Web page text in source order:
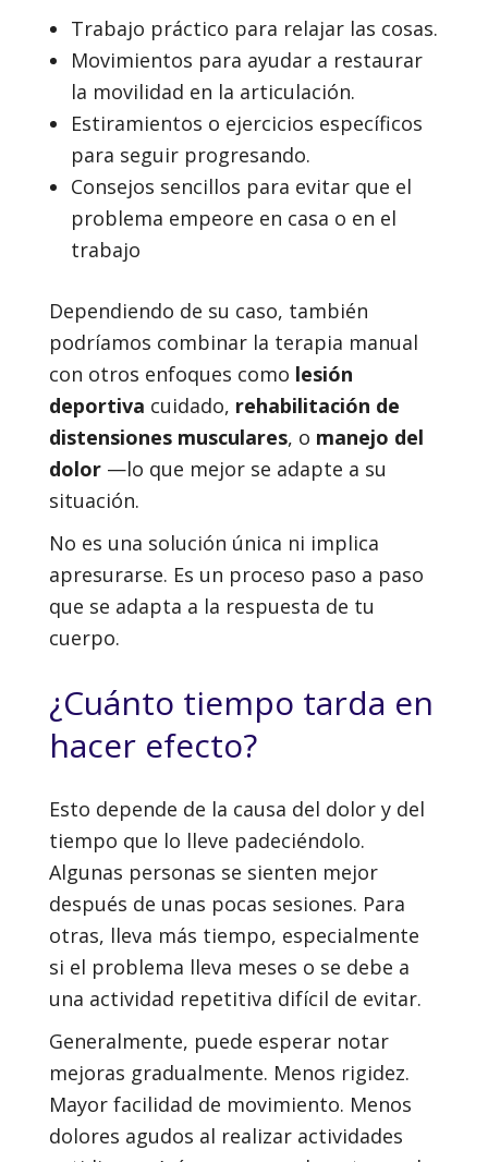
Trabajo práctico para relajar las cosas.
Movimientos para ayudar a restaurar
la movilidad en la articulación.
Estiramientos o ejercicios específicos
para seguir progresando.
Consejos sencillos para evitar que el
problema empeore en casa o en el
trabajo
Dependiendo de su caso, también
podríamos combinar la terapia manual
con otros enfoques como lesión
deportiva cuidado, rehabilitación de
distensiones musculares, o manejo del
dolor —lo que mejor se adapte a su
situación.
No es una solución única ni implica
apresurarse. Es un proceso paso a paso
que se adapta a la respuesta de tu
cuerpo.
¿Cuánto tiempo tarda en
hacer efecto?
Esto depende de la causa del dolor y del
tiempo que lo lleve padeciéndolo.
Algunas personas se sienten mejor
después de unas pocas sesiones. Para
otras, lleva más tiempo, especialmente
si el problema lleva meses o se debe a
una actividad repetitiva difícil de evitar.
Generalmente, puede esperar notar
mejoras gradualmente. Menos rigidez.
Mayor facilidad de movimiento. Menos
dolores agudos al realizar actividades